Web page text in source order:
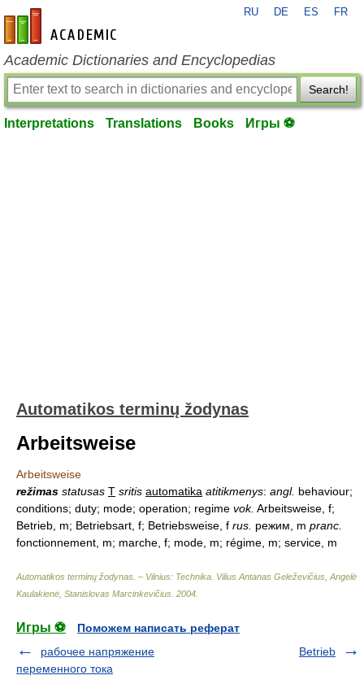
en-academic.com
RU DE ES FR
Academic Dictionaries and Encyclopedias
Search!
Interpretations Translations Books Игры ⚽
Automatikos terminų žodynas
Arbeitsweise
Arbeitsweise
režimas statusas T sritis automatika atitikmenys: angl. behaviour;
conditions; duty; mode; operation; regime vok. Arbeitsweise, f;
Betrieb, m; Betriebsart, f; Betriebsweise, f rus. режим, m pranc.
fonctionnement, m; marche, f; mode, m; régime, m; service, m
Automatikos terminų žodynas. – Vilnius: Technika Vilius Antanas Geleževičius, Angelė
Kaulakienė, Stanislovas Marcinkevičius 2004
Игры ⚽
Поможем написать реферат
рабочее напряжение
переменного тока
Betrieb